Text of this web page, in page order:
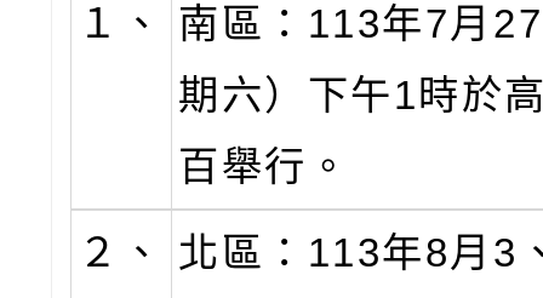
１、
南區：113年7月
期六）下午1時於
百舉行。
２、
北區：113年8月3